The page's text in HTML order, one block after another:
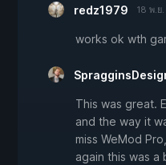
redz1979 18 พ.ย.
works ok wth
This was great.
and the way it
miss WeMod
again this was a